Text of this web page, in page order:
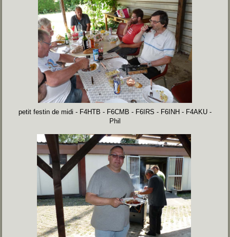
petit festin de midi - F4HTB - F6CMB - F6IRS - F6INH - F4AKU -
Phil